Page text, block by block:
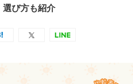
選び方も紹介